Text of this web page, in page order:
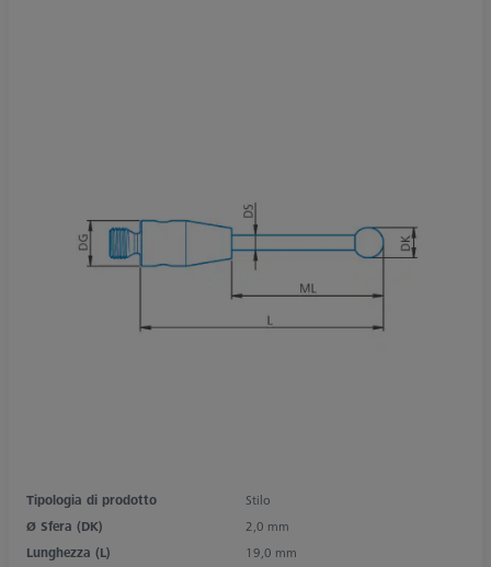
Tipologia di prodotto
Stilo
Ø Sfera (DK)
2,0 mm
Lunghezza (L)
19,0 mm